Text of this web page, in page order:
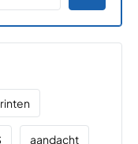
aandacht